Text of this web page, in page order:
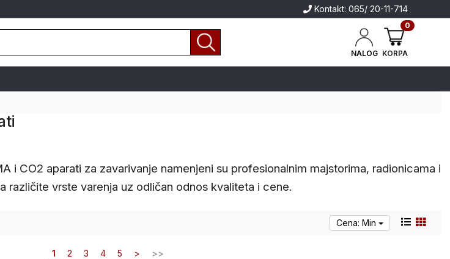
Kontakt: 065/ 20-11-714
NALOG KORPA
0
i CO2 aparati za zavarivanje namenjeni su profesionalnim majstorima, radionicama i
različite vrste varenja uz odličan odnos kvaliteta i cene.
Cena: Min
1 2 3 4 5 > >>